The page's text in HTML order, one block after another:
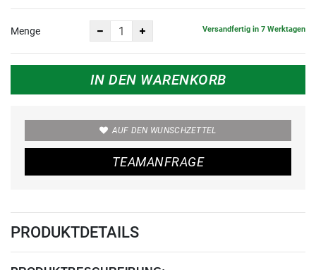
Menge Versandfertig in 7 Werktagen
IN DEN WARENKORB
AUF DEN WUNSCHZETTEL
TEAMANFRAGE
PRODUKTDETAILS